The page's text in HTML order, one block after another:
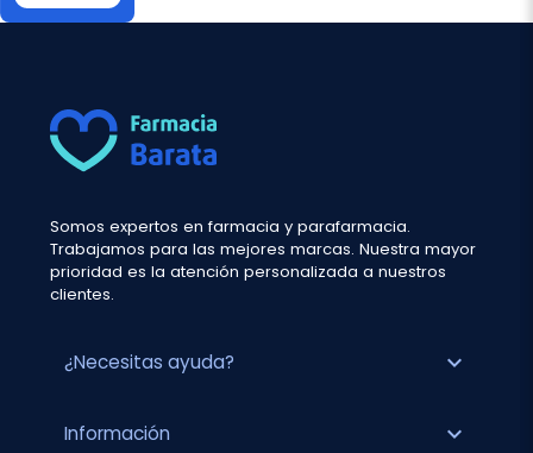
Somos expertos en farmacia y parafarmacia.
Trabajamos para las mejores marcas. Nuestra mayor
prioridad es la atención personalizada a nuestros
clientes.
¿Necesitas ayuda? expand_more
Información expand_more